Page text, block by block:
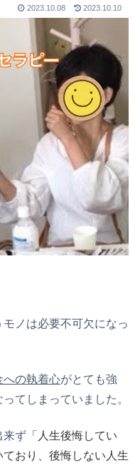
2023.10.08 2023.10.10
ノは必要不可欠になっ
への執着心がとても強
てしまっていました。
来ず 「人生後悔してい
おり、後悔しない人生